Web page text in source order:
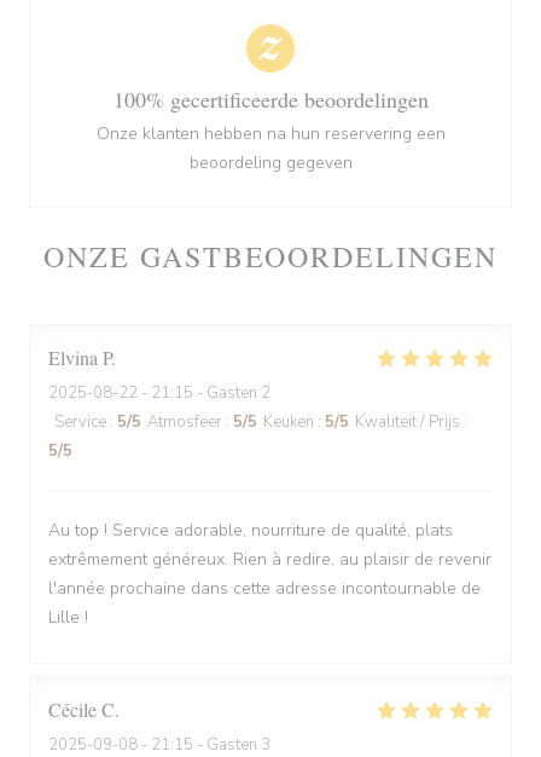
ONZE GASTBEOORDELINGEN
Elvina P
2025-08-22 - 21:15 - Gasten 2
Service : 5/5 Atmosfeer : 5/5 Keuken : 5/5 Kwaliteit / Prijs :
5/5
Au top ! Service adorable, nourriture de qualité, plats
extrêmement généreux. Rien à redire, au plaisir de revenir
l'année prochaine dans cette adresse incontournable de
Lille !
CécileC
2025-09-08 - 21:15 - Gasten 3
100% gecertificeerde beoordelingen
Onze klanten hebben na hun reservering een
beoordeling gegeven